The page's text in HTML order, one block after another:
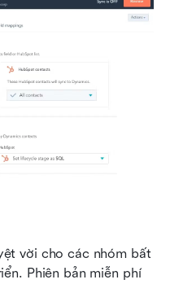
vời cho các nhóm bất
Phiên bản miễn phí